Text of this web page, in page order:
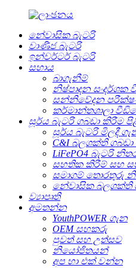
නේවාසික බැටරි
වාණිජ බැටරි
ඉන්වර්ටර් බැටරි
සහාය
බාගැනීම්
නිෂ්පාදන සංදර්ශක
සන්නිවේදන
කර්මාන්තශාලා
සූර්ය බැටරි ගබඩා කිරීම
සූර්ය බැටරි මිලදී
C&I බලශක්ති
LiFePO4 බැටරි
සහතික කිරීම් සහ
සමාගම් තොරතුරු
නේවාසික බලශක්ති
ව්‍යාපෘති
අමතන්න
YouthPOWER ගැන
OEM සහකරු
පුවත් සහ උත්සව
නියෝජිතයන්
අප හා එක් වන්න